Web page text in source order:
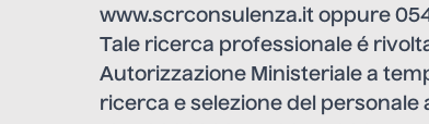
www.scrconsulenza.it oppure
Tale ricerca professionale é
Autorizzazione Ministeriale a
ricerca e selezione del personale